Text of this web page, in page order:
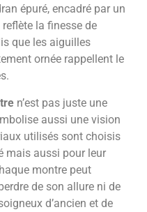
épuré, encadré par un
la finesse de
que les aiguilles
ornée rappellent le
n’est pas juste une
aussi une vision
utilisés sont choisis
mais aussi pour leur
montre peut
de son allure ni de
d’ancien et de